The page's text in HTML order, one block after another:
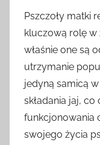
Pszczoły matki
kluczową rolę w
właśnie one są
utrzymanie
jedyną samicą
składania jaj,
funkcjonowania
swojego życia